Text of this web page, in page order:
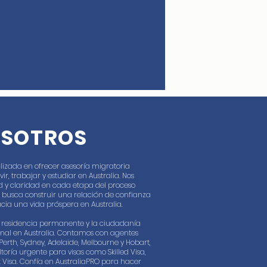
en ofrecer asesoría migratoria
trabajar y estudiar en Australia. Nos
y claridad en cada etapa del proceso
construir una relación de confianza
una vida próspera en Australia.
residencia permanente y la ciudadanía
en Australia. Contamos con agentes
Sydney, Adelaide, Melbourne y Hobart,
urgente para visas como Skilled Visa,
Visa. Confía en AustraliaPRO para hacer